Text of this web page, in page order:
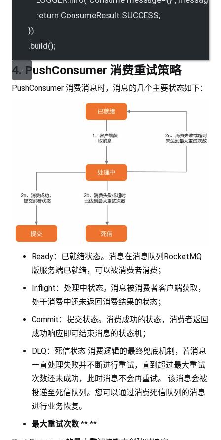
return ConsumeResult.SUCCESS;
})
.build();
4. PushConsumer 消费重试策略
PushConsumer 消费消息时，消息的几个主要状态如下：
Ready：已就绪状态。消息在消息队列RocketMQ
版服务端已就绪，可以被消费者消费；
Inflight：处理中状态。消息被消费者客户端获取，
处于消费中还未返回消费结果的状态；
Commit：提交状态。消费成功的状态，消费者返回
成功响应即可结束消息的状态机；
DLQ：死信状态 消费逻辑的最终兜底机制，若消息
一直处理失败并不断进行重试，直到超过最大重试
次数还未成功，此时消息不会再重试。 该消息会被
投递至死信队列。您可以通过消费死信队列的消息
进行业务恢复。
最大重试次数 ** **